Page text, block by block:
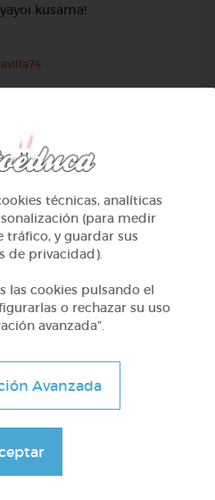
kusama!
(6-7 años)
y fotografía
técnicas, analíticas
(para medir
tráfico, y guardar sus
de privacidad).
las cookies pulsando el
o rechazar su uso
avanzada”.
Avanzada